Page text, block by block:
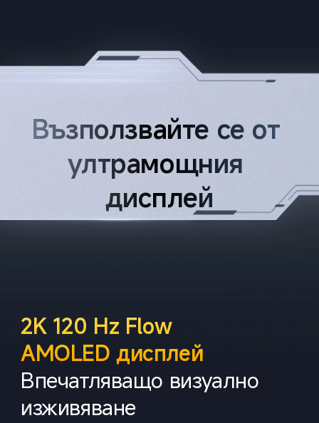
Възползвайте се от
ултрамощния
дисплей
2K 120 Hz Flow
AMOLED дисплей
Впечатляващо визуално
изживяване